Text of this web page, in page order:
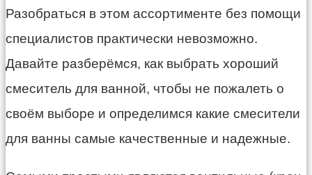
Разобраться в этом ассортименте без помощи
специалистов практически невозможно.
Давайте разберёмся, как выбрать хороший
смеситель для ванной, чтобы не пожалеть о
своём выборе и определимся какие смесители
для ванны самые качественные и надежные.